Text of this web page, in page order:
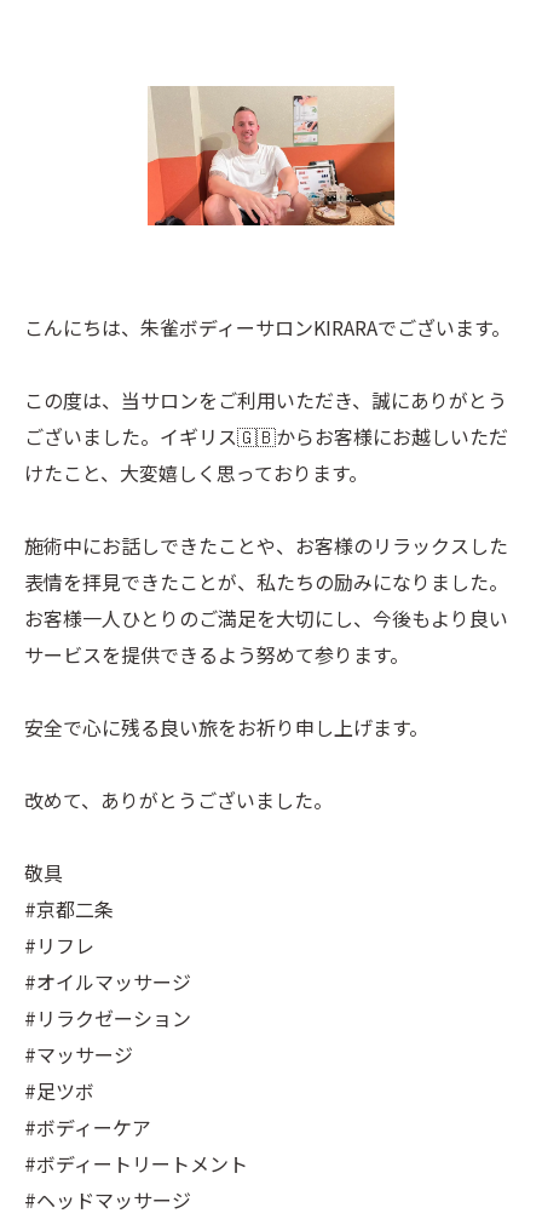
こんにちは、朱雀ボディーサロンKIRARAでございます。
この度は、当サロンをご利用いただき、誠にありがとう
ございました。イギリス🇬🇧からお客様にお越しいただ
けたこと、大変嬉しく思っております。
施術中にお話しできたことや、お客様のリラックスした
表情を拝見できたことが、私たちの励みになりました。
お客様一人ひとりのご満足を大切にし、今後もより良い
サービスを提供できるよう努めて参ります。
安全で心に残る良い旅をお祈り申し上げます。
改めて、ありがとうございました。
敬具
#京都二条
#リフレ
#オイルマッサージ
#リラクゼーション
#マッサージ
#足ツボ
#ボディーケア
#ボディートリートメント
#ヘッドマッサージ